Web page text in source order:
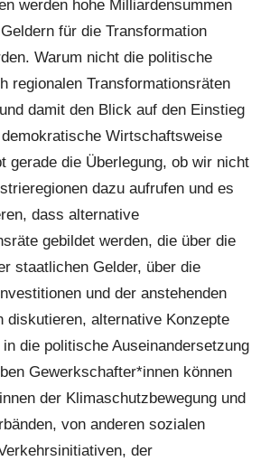
werden hohe Milliardensummen
für die Transformation
Warum nicht die politische
regionalen Transformationsräten
damit den Blick auf den Einstieg
Wirtschaftsweise
gerade die Überlegung, ob wir nicht
dazu aufrufen und es
dass alternative
gebildet werden, die über die
staatlichen Gelder, über die
und der anstehenden
diskutieren, alternative Konzepte
die politische Auseinandersetzung
Gewerkschafter*innen können
der Klimaschutzbewegung und
von anderen sozialen
der